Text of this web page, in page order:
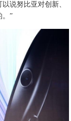
说努比亚对创新、
。”